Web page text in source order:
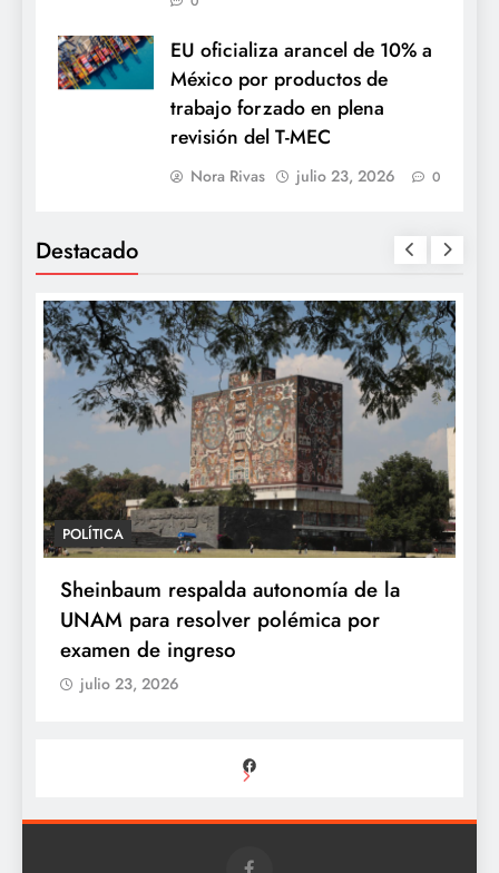
EU oficializa arancel de 10% a
México por productos de
trabajo forzado en plena
revisión del T-MEC
Nora Rivas julio 23, 2026 0
Destacado
POLÍTICA
Sheinbaum respalda autonomía de la
UNAM para resolver polémica por
examen de ingreso
julio 23, 2026